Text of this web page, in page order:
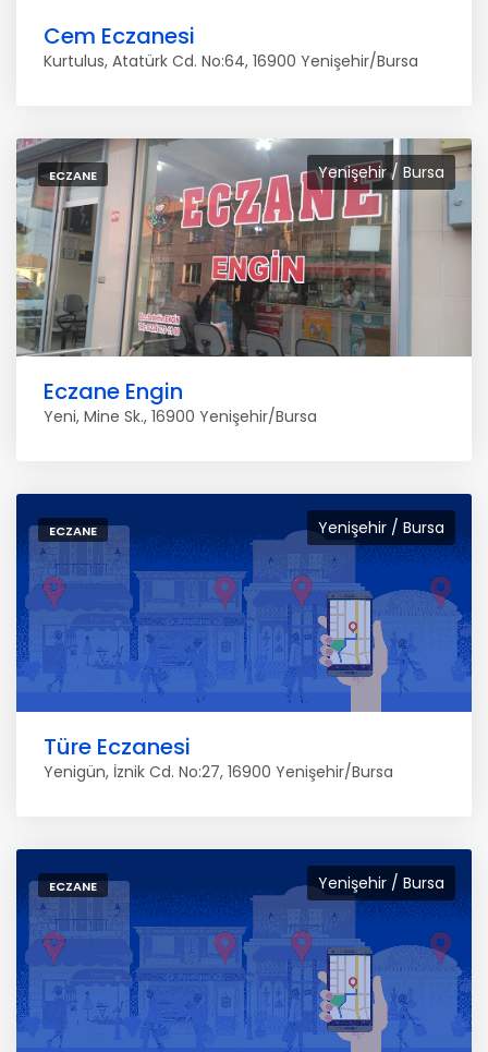
Cem Eczanesi
Kurtulus, Atatürk Cd. No:64, 16900 Yenişehir/Bursa
Yenişehir / Bursa
ECZANE
Eczane Engin
Yeni, Mine Sk., 16900 Yenişehir/Bursa
Yenişehir / Bursa
ECZANE
Türe Eczanesi
Yenigün, İznik Cd. No:27, 16900 Yenişehir/Bursa
Yenişehir / Bursa
ECZANE